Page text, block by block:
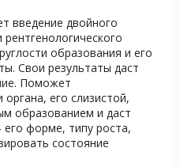
введение двойного
образования и его
Свои результаты даст
Поможет
его слизистой,
образованием и даст
форме, типу роста,
состояние